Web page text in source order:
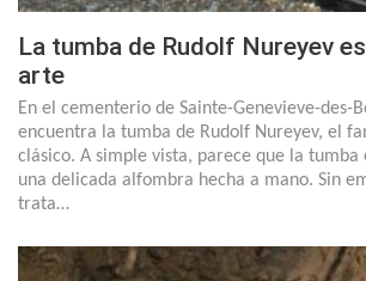
La tumba de Rudolf Nureyev
arte
En el cementerio de Sainte-Genevieve-des-
encuentra la tumba de Rudolf Nureyev, el
clásico. A simple vista, parece que la tumba
una delicada alfombra hecha a mano. Sin
trata…